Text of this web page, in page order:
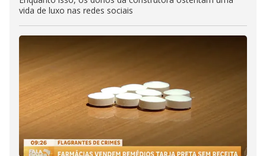
vida de luxo nas redes sociais